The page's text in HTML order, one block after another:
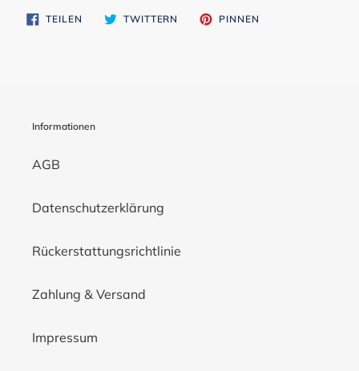
TEILEN
FACEBOOK
TWITTERN AUF
TWITTER
PINNEN
Informationen
AGB
Datenschutzerklärung
Rückerstattungsrichtlinie
Zahlung & Versand
Impressum